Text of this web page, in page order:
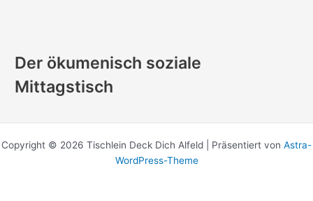
Der ökumenisch soziale
Mittagstisch
Copyright © 2026 Tischlein Deck Dich Alfeld | Präsentiert von Astra-
WordPress-Theme